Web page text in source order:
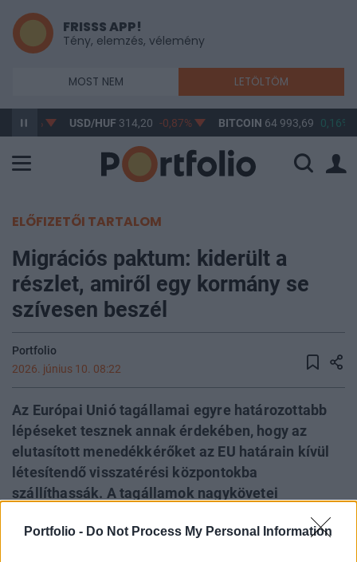
Portfolio - Do Not Process My Personal Information
FRISSS APP!
Tény, elemzés, vélemény
MOST NEM LETÖLTÖM
-0,61% USD/HUF314,20 -0,87% BITCOIN64 993,69 0,16%
ELŐFIZETŐI TARTALOM
Migrációs paktum: kiderült a
részlet, amiről egy kormány se
szívesen beszél
Portfolio
2026. június 10. 08:22
Az Európai Unió tagállamai egyre határozottabb
lépéseket tesznek annak érdekében, hogy az
elutasított menedékkérőket az EU határain kívül
létesítendő visszatérési központokba
szállíthassák. A tagállamok nagykövetei
szükséges új szabályozási keretet, miközben több